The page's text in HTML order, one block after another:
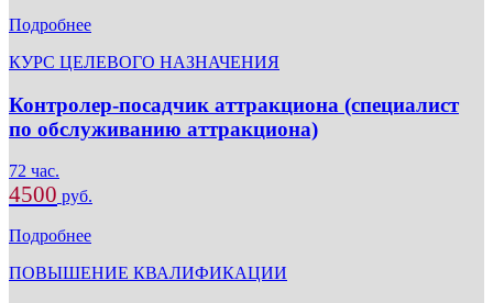
Подробнее
КУРС ЦЕЛЕВОГО НАЗНАЧЕНИЯ
Контролер-посадчик аттракциона (специалист
по обслуживанию аттракциона)
72 час.
4500 руб.
Подробнее
ПОВЫШЕНИЕ КВАЛИФИКАЦИИ